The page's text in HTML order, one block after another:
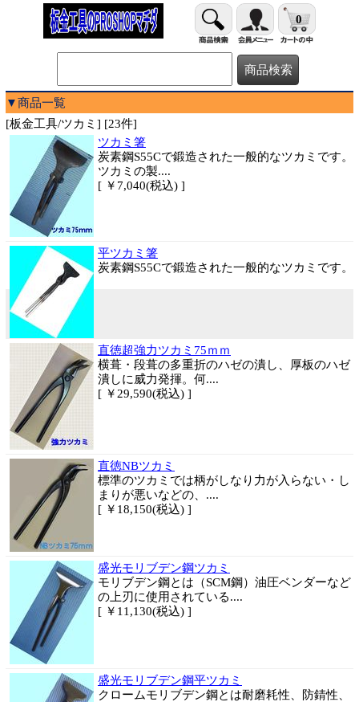
0
▼商品一覧
[板金工具/ツカミ] [23件]
ツカミ箸
炭素鋼S55Cで鍛造された一般的なツカミです。
ツカミの製....
[ ￥7,040(税込) ]
平ツカミ箸
炭素鋼S55Cで鍛造された一般的なツカミです。
直徳超強力ツカミ75ｍｍ
横葺・段葺の多重折のハゼの潰し、厚板のハゼ
潰しに威力発揮。何....
[ ￥29,590(税込) ]
直徳NBツカミ
標準のツカミでは柄がしなり力が入らない・し
まりが悪いなどの、....
[ ￥18,150(税込) ]
盛光モリブデン鋼ツカミ
モリブデン鋼とは（SCM鋼）油圧ベンダーなど
の上刃に使用されている....
[ ￥11,130(税込) ]
盛光モリブデン鋼平ツカミ
クロームモリブデン鋼とは耐磨耗性、防錆性、